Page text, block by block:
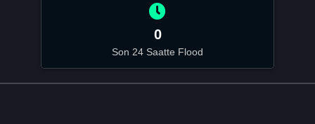
0
Son 24 Saatte Flood